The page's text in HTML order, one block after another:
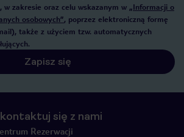
w zakresie oraz celu wskazanym w „Informacji o
osobowych”, poprzez elektroniczną formę
także z użyciem tzw. automatycznych
Zapisz się
się z nami
Rezerwacji